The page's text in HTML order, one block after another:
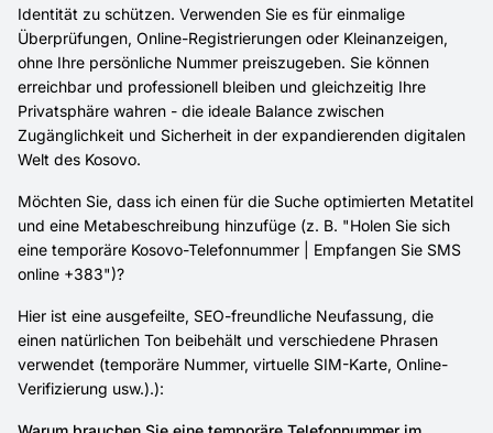
Identität zu schützen. Verwenden Sie es für einmalige
Überprüfungen, Online-Registrierungen oder Kleinanzeigen,
ohne Ihre persönliche Nummer preiszugeben. Sie können
erreichbar und professionell bleiben und gleichzeitig Ihre
Privatsphäre wahren - die ideale Balance zwischen
Zugänglichkeit und Sicherheit in der expandierenden digitalen
Welt des Kosovo.
Möchten Sie, dass ich einen für die Suche optimierten Metatitel
und eine Metabeschreibung hinzufüge (z. B. "Holen Sie sich
eine temporäre Kosovo-Telefonnummer | Empfangen Sie SMS
online +383")?
Hier ist eine ausgefeilte, SEO-freundliche Neufassung, die
einen natürlichen Ton beibehält und verschiedene Phrasen
verwendet (temporäre Nummer, virtuelle SIM-Karte, Online-
Verifizierung usw.).):